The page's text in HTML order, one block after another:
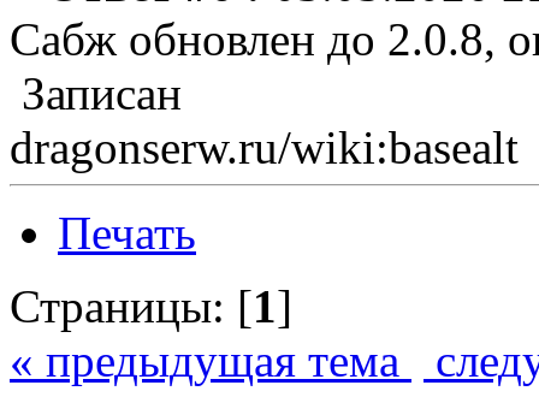
Сабж обновлен до 2.0.8,
Записан
dragonserw.ru/wiki:basealt
Печать
Страницы: [1]
« предыдущая тема